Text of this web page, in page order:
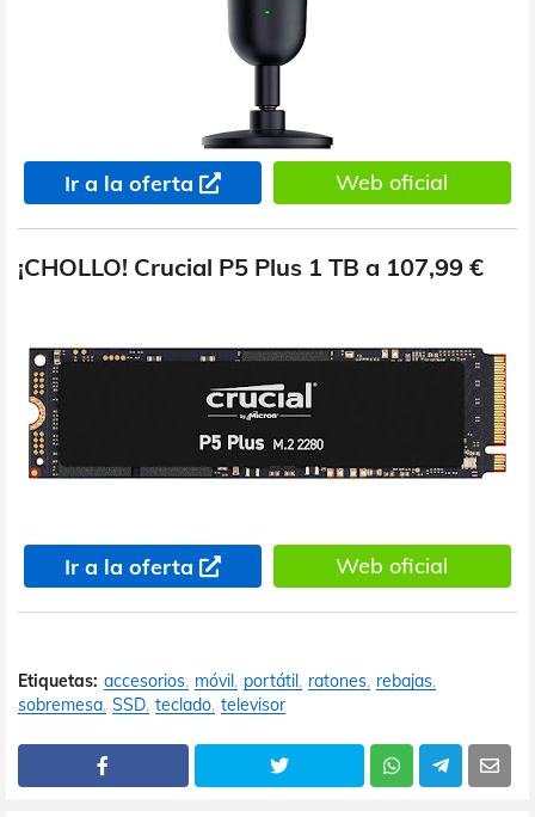
Ir a la oferta Web oficial
¡CHOLLO! Crucial P5 Plus 1 TB a 107,99 €
Ir a la oferta Web oficial
Etiquetas: accesorios móvil portátil ratones rebajas
sobremesa SSD teclado televisor